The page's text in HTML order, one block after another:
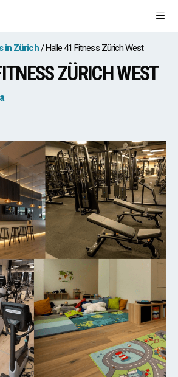
in Zürich Halle 41 Fitness Zürich West
ZÜRICH WEST